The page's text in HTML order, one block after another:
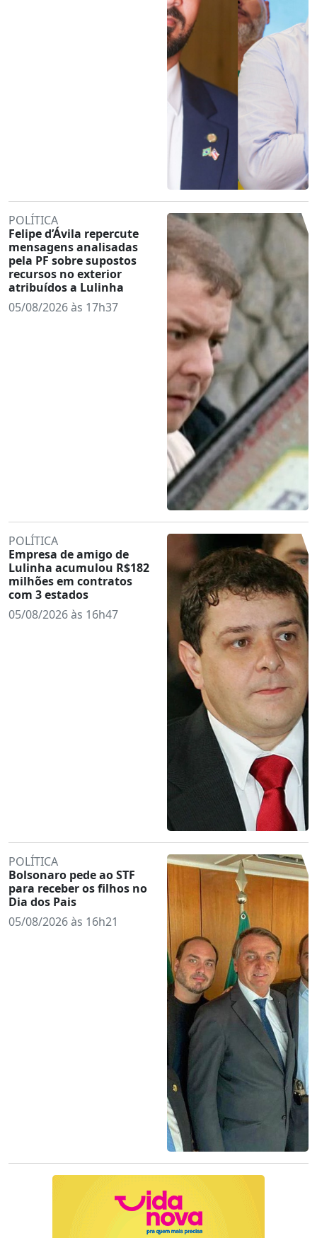
POLÍTICA
Felipe d’Ávila repercute
mensagens analisadas
pela PF sobre supostos
recursos no exterior
atribuídos a Lulinha
05/08/2026 às 17h37
POLÍTICA
Empresa de amigo de
Lulinha acumulou R$182
milhões em contratos
com 3 estados
05/08/2026 às 16h47
POLÍTICA
Bolsonaro pede ao STF
para receber os filhos no
Dia dos Pais
05/08/2026 às 16h21